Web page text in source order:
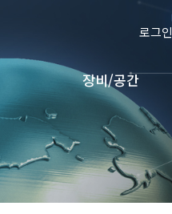
장비/공간
로그인